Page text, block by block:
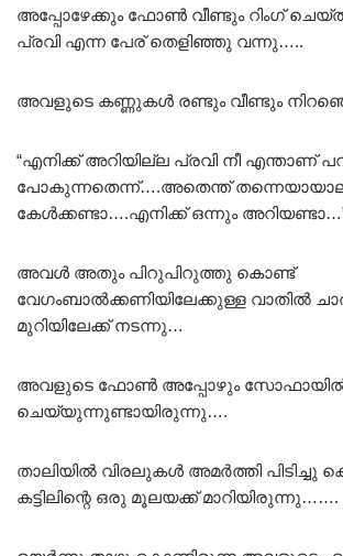
അപ്പോഴേക്കും ഫോൺ വീണ്ടും റിംഗ്
പ്രവി എന്ന പേര് തെളിഞ്ഞു വന്നു…..
അവളുടെ കണ്ണുകൾ രണ്ടും വീണ്ടും
“എനിക്ക് അറിയില്ല പ്രവി നീ എന്താണ്
പോകുന്നതെന്ന്….അതെന്ത്
കേൾക്കണ്ടാ….എനിക്ക് ഒന്നും
അവൾ അതും പിറുപിറുത്തു കൊണ്ട്
വേഗംബാൽക്കണിയിലേക്കുള്ള വാതിൽ
മുറിയിലേക്ക് നടന്നു…
അവളുടെ ഫോൺ അപ്പോഴും സോഫായിൽ
ചെയ്യുന്നുണ്ടായിരുന്നു….
താലിയിൽ വിരലുകൾ അമർത്തി
കട്ടിലിന്റെ ഒരു മൂലയക്ക് മാറിയിരുന്നു…….